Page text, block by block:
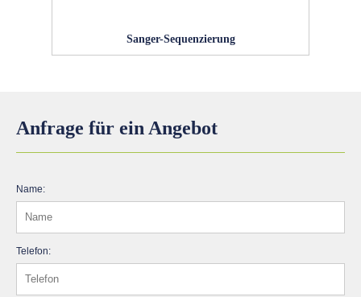
Sanger-Sequenzierung
Anfrage für ein Angebot
Name:
Telefon: